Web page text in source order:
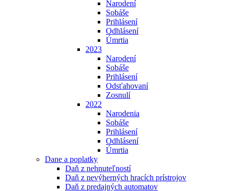
Narodení
Sobáše
Prihlásení
Odhlásení
Úmrtia
2023
Narodení
Sobáše
Prihlásení
Odsťahovaní
Zosnulí
2022
Narodenia
Sobáše
Prihlásení
Odhlásení
Úmrtia
Dane a poplatky
Daň z nehnuteľností
Daň z nevýherných hracích prístrojov
Daň z predajných automatov